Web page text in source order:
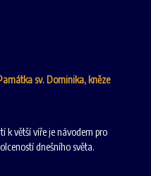
sv. Dominika, kněze
k větší víře je návodem pro
dnešního světa.